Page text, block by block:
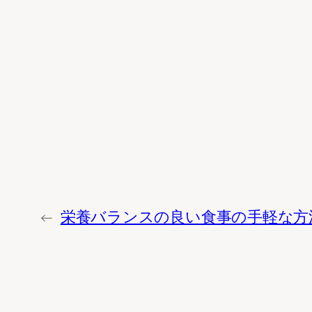
← 栄養バランスの良い食事の手軽な